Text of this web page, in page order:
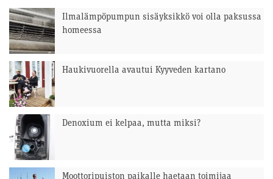
Ilmalämpöpumpun sisäyksikkö voi olla paksussa
homeessa
Haukivuorella avautui Kyyveden kartano
Denoxium ei kelpaa, mutta miksi?
Moottoripuiston paikalle haetaan toimijaa